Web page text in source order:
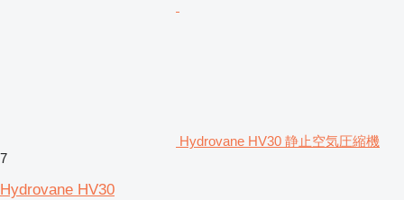
Hydrovane HV30 静止空気圧縮機
7
Hydrovane HV30